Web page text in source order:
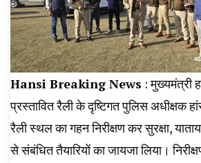
Hansi Breaking News : मुख्यमंत्री
प्रस्तावित रैली के दृष्टिगत पुलिस अधीक्षक
रैली स्थल का गहन निरीक्षण कर सुरक्षा,
से संबंधित तैयारियों का जायजा लिया।